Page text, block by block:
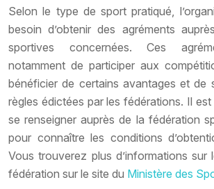
Selon le type de sport pratiqué,
besoin d’obtenir des agréments
sportives concernées. Ces
notamment de participer aux
bénéficier de certains avantages et de
règles édictées par les fédérations. Il
se renseigner auprès de la fédération
pour connaître les conditions
Vous trouverez plus d’informations sur
fédération sur le site du Ministère des